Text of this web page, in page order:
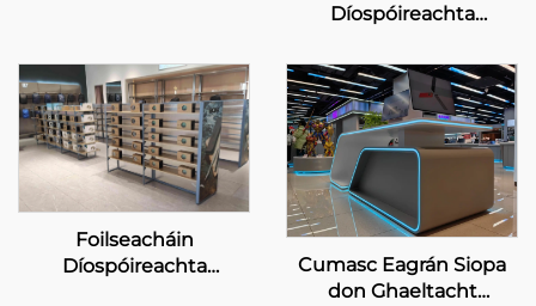
Díospóireachta
- INDICIA
Foilseacháin
Díospóireachta
Cumasc Eagrán Siopa
don Ghaeltacht